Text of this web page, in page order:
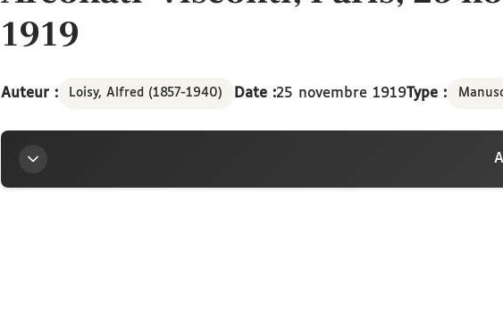
1919
Auteur : Loisy, Alfred (1857-1940) Date :25 novembre 1919Type :